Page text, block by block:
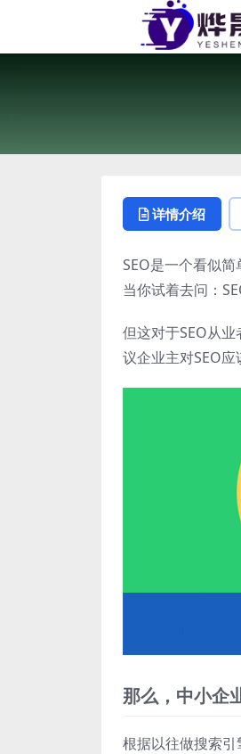
详情介绍
SEO是一个看似
当你试着去问：
但这对于SEO从
议企业主对SEO应
那么，中小企
根据以往做搜索引